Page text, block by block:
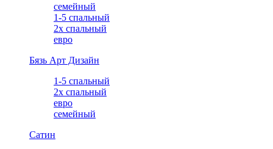
семейный
1-5 спальный
2х спальный
евро
Бязь Арт Дизайн
1-5 спальный
2х спальный
евро
семейный
Сатин